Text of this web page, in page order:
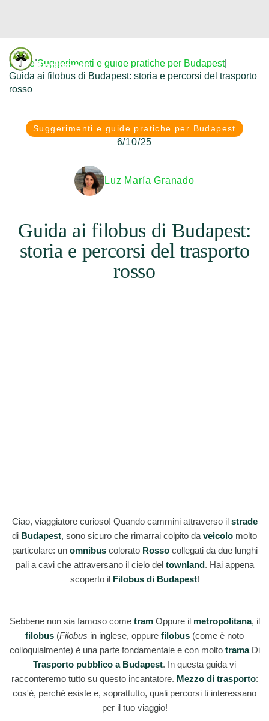
Budapest
Home|Suggerimenti e guide pratiche per Budapest|
Guida ai filobus di Budapest: storia e percorsi del trasporto
rosso
Suggerimenti e guide pratiche per Budapest
6/10/25
Luz María Granado
Guida ai filobus di Budapest:
storia e percorsi del trasporto
rosso
Ciao, viaggiatore curioso! Quando cammini attraverso il strade
di Budapest, sono sicuro che rimarrai colpito da veicolo molto
particolare: un omnibuscolorato Rossocollegati da due lunghi
pali a cavi che attraversano il cielo del townland. Hai appena
scoperto il Filobus di Budapest!
Sebbene non sia famoso come tramOppure il metropolitana, il
filobus (Filobus in inglese, oppure filobus (come è noto
colloquialmente) è una parte fondamentale e con molto tramaDi
Trasporto pubblico a Budapest. In questa guida vi
racconteremo tutto su questo incantatore. Mezzo di trasporto:
cos'è, perché esiste e, soprattutto, quali percorsi ti interessano
per il tuo viaggio!